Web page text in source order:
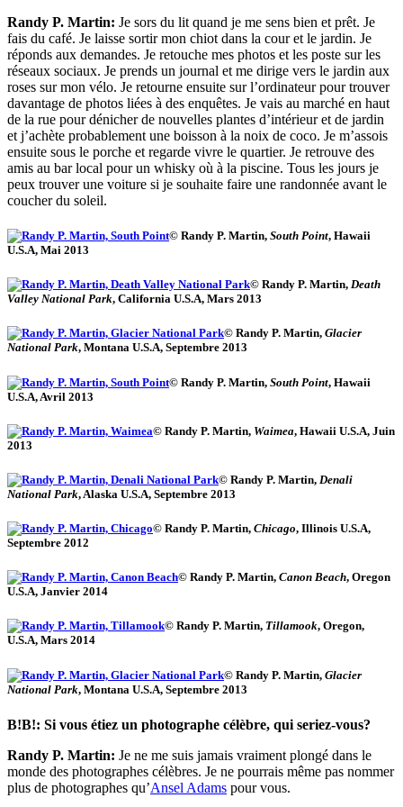
Randy P. Martin: Je sors du lit quand je me sens bien et prêt. Je
fais du café. Je laisse sortir mon chiot dans la cour et le jardin. Je
réponds aux demandes. Je retouche mes photos et les poste sur les
réseaux sociaux. Je prends un journal et me dirige vers le jardin aux
roses sur mon vélo. Je retourne ensuite sur l’ordinateur pour trouver
davantage de photos liées à des enquêtes. Je vais au marché en haut
de la rue pour dénicher de nouvelles plantes d’intérieur et de jardin
et j’achète probablement une boisson à la noix de coco. Je m’assois
ensuite sous le porche et regarde vivre le quartier. Je retrouve des
amis au bar local pour un whisky où à la piscine. Tous les jours je
peux trouver une voiture si je souhaite faire une randonnée avant le
coucher du soleil.
© Randy P. Martin, South Point, Hawaii
U.S.A, Mai 2013
© Randy P. Martin, Death
Valley National Park, California U.S.A, Mars 2013
© Randy P. Martin, Glacier
National Park, Montana U.S.A, Septembre 2013
© Randy P. Martin, South Point, Hawaii
U.S.A, Avril 2013
© Randy P. Martin, Waimea, Hawaii U.S.A, Juin
2013
© Randy P. Martin, Denali
National Park, Alaska U.S.A, Septembre 2013
© Randy P. Martin, Chicago, Illinois U.S.A,
Septembre 2012
© Randy P. Martin, Canon Beach, Oregon
U.S.A, Janvier 2014
© Randy P. Martin, Tillamook, Oregon,
U.S.A, Mars 2014
© Randy P. Martin, Glacier
National Park, Montana U.S.A, Septembre 2013
B!B!: Si vous étiez un photographe célèbre, qui seriez-vous?
Randy P. Martin: Je ne me suis jamais vraiment plongé dans le
monde des photographes célèbres. Je ne pourrais même pas nommer
plus de photographes qu’Ansel Adams pour vous.